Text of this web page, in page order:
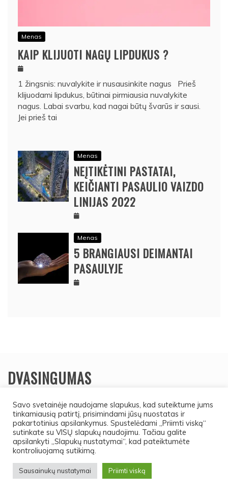
Menas
KAIP KLIJUOTI NAGŲ LIPDUKUS ?
1 žingsnis: nuvalykite ir nusausinkite nagus Prieš
klijuodami lipdukus, būtinai pirmiausia nuvalykite
nagus. Labai svarbu, kad nagai būtų švarūs ir sausi.
Jei prieš tai
Menas
NEĮTIKĖTINI PASTATAI,
KEIČIANTI PASAULIO VAIZDO
LINIJAS 2022
Menas
5 BRANGIAUSI DEIMANTAI
PASAULYJE
DVASINGUMAS
Savo svetainėje naudojame slapukus, kad suteiktume jums
tinkamiausią patirtį, prisimindami jūsų nuostatas ir
pakartotinius apsilankymus. Spustelėdami „Priimti viską“
sutinkate su VISŲ slapukų naudojimu. Tačiau galite
apsilankyti „Slapukų nustatymai“, kad pateiktumėte
kontroliuojamą sutikimą.
Sausainukų nustatymai Priimti viską